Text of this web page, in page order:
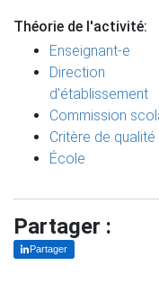
Théorie de l'activité:
Enseignant-e
Direction
d’établissement
Commission
Critère de qualité
École
Partager :
Partager